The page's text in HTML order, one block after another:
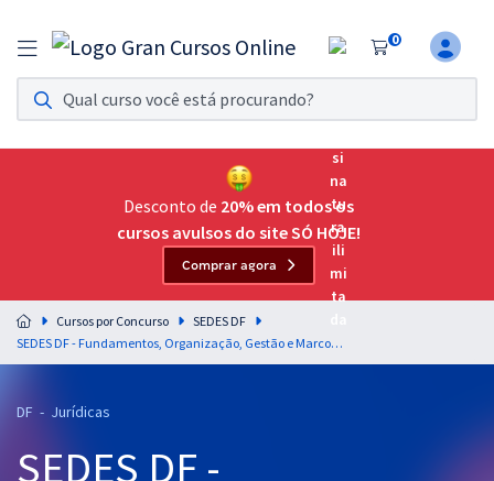
0
Assinatura Ilimitada 11
Acesso a todos os cursos. Teste grátis por 7 dias!
Assinatura OAB Até Passar
Acesso ilimitado a toda preparação para o Exame da
Residências Multiprofissionais
Preparação completa e intensiva para as principais
residências em saúde do Brasil
Cursos 20% OFF
Desconto de 20% em todos os
cursos avulsos do site SÓ HOJE!
Comprar agora
Cursos por Concurso
SEDES DF
SEDES DF - Fundamentos, Organização, Gestão e Marcos Normativos da Assistência Social para o cargo de Especialista em Desenvolvimento e Assistência Social (EDAS) - Especialidade: Direito e Legislação (Cargo 403) - Professores Gran Concursos (Pós-Edital)
DF - Jurídicas
SEDES DF -